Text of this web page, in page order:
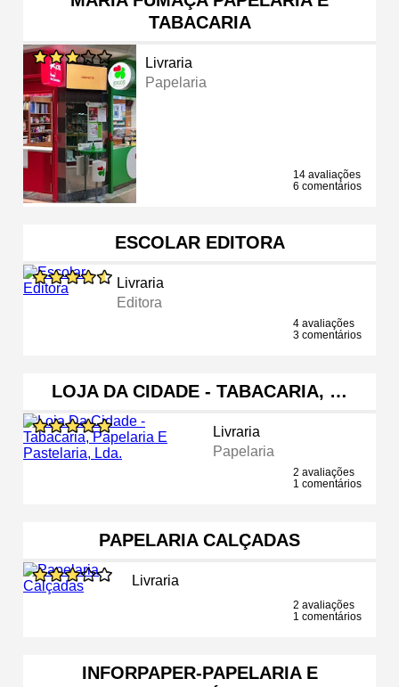
TABACARIA
Livraria
Papelaria
14 avaliações
6 comentários
ESCOLAR EDITORA
Livraria
Editora
4 avaliações
3 comentários
LOJA DA CIDADE - TABACARIA, …
Livraria
Papelaria
2 avaliações
1 comentários
PAPELARIA CALÇADAS
Livraria
2 avaliações
1 comentários
INFORPAPER-PAPELARIA E